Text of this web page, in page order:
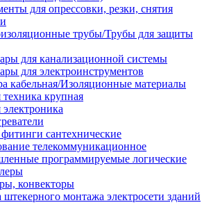
для опрессовки, резки, снятия
трубы/Трубы для защиты
для канализационной системы
для электроинструментов
кабельная/Изоляционные материалы
техника крупная
сантехнические
телекоммуникационное
программируемые логические
конвекторы
штекерного монтажа электросети зданий